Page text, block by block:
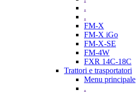
.
.
FM-X
FM-X iGo
FM-X-SE
FM-4W
FXR 14C-18C
Trattori e trasportatori
Menu principale
.